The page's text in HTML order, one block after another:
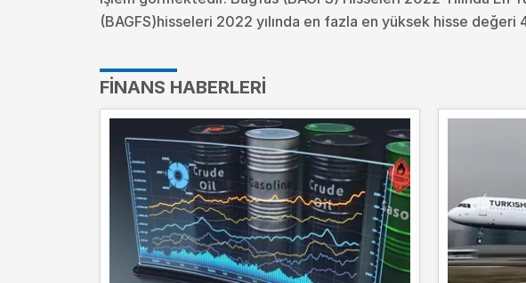
(BAGFS)hisseleri 2022 yılında en fazla en yüksek hisse değeri
FINANS HABERLERI